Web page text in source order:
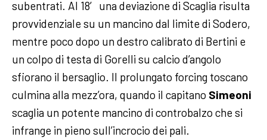
subentrati. Al 18′ una deviazione di Scaglia risulta
provvidenziale su un mancino dal limite di Sodero,
mentre poco dopo un destro calibrato di Bertini e
un colpo di testa di Gorelli su calcio d’angolo
sfiorano il bersaglio. Il prolungato forcing toscano
culmina alla mezz’ora, quando il capitano Simeoni
scaglia un potente mancino di controbalzo che si
infrange in pieno sull’incrocio dei pali.